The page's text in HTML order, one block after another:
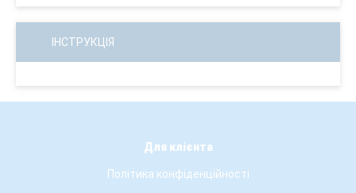
ІНСТРУКЦІЯ
Для клієнта
Політика конфіденційності